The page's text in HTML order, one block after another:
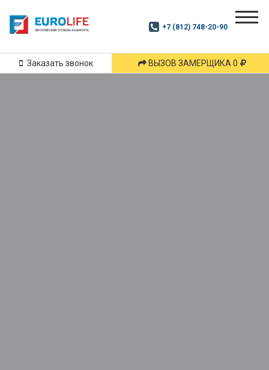
+7 (812) 748-20-90
Заказать звонок ВЫЗОВ ЗАМЕРЩИКА 0
Почитай
подпишись
Дзен